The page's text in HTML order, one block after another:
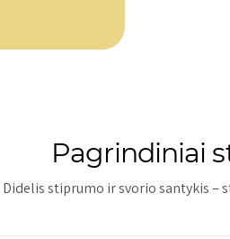
Pagrindiniai
Didelis stiprumo ir svorio santykis –